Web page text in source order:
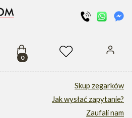
Produkty w koszyku: 0. Zobacz
Skup zegarków
Jak wysłać zapytanie?
Zaufali nam